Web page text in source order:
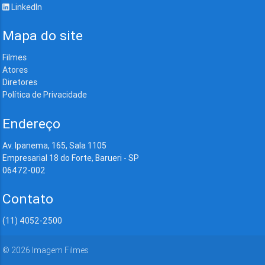
LinkedIn
Mapa do site
Filmes
Atores
Diretores
Política de Privacidade
Endereço
Av. Ipanema, 165, Sala 1105
Empresarial 18 do Forte, Barueri - SP
06472-002
Contato
(11) 4052-2500
© 2026 Imagem Filmes